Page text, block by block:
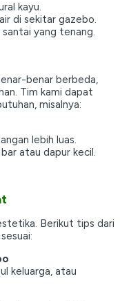
kayu.
di sekitar gazebo.
yang tenang.
benar berbeda,
Tim kami dapat
misalnya:
lebih luas.
atau dapur kecil.
Berikut tips dari
keluarga, atau